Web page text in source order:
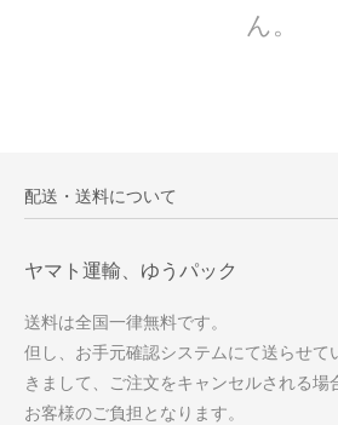
ん。
配送・送料について
ヤマト運輸、ゆうパック
送料は全国一律無料です。
但し、お手元確認システムにて送らせて
きまして、ご注文をキャンセルされる場
お客様のご負担となります。